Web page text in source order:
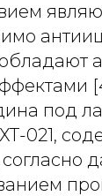
под
021,
согласно